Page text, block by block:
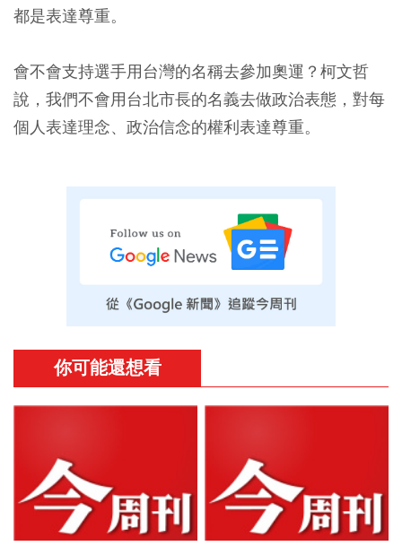
都是表達尊重。
會不會支持選手用台灣的名稱去參加奧運？柯文哲
說，我們不會用台北市長的名義去做政治表態，對每
個人表達理念、政治信念的權利表達尊重。